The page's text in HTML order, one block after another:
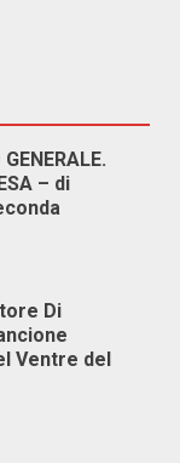
– di
Di
Ventre del